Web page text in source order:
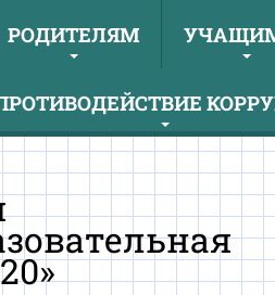
РОДИТЕЛЯМ